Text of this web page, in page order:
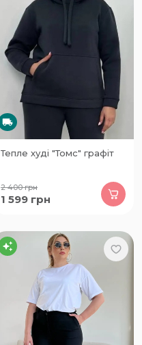
Тепле худі "Томс" графіт
2 400грн
1 599 грн